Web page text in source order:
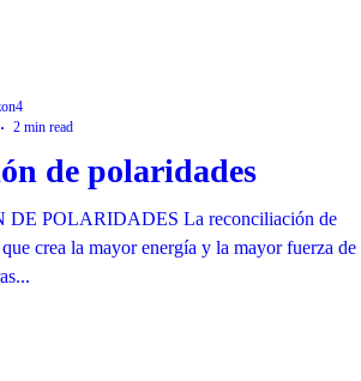
de polaridades
POLARIDADES La reconciliación de
crea la mayor energía y la mayor fuerza de
2 min read